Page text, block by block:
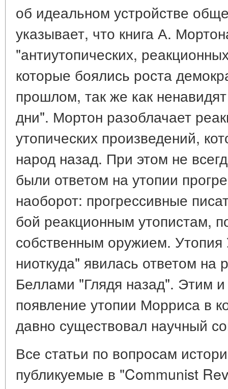
об идеальном устройстве
указывает, что книга А.
"антиутопических,
которые боялись роста
прошлом, так же как
дни". Мортон разоблачает
утопических произведений,
народ назад. При этом не
были ответом на утопии
наоборот: прогрессивные
бой реакционным утопистам,
собственным оружием.
ниоткуда" явилась ответом на
Беллами "Глядя назад". Этим
появление утопии Морриса в
давно существовал научный
Все статьи по вопросам
публикуемые в "Communist